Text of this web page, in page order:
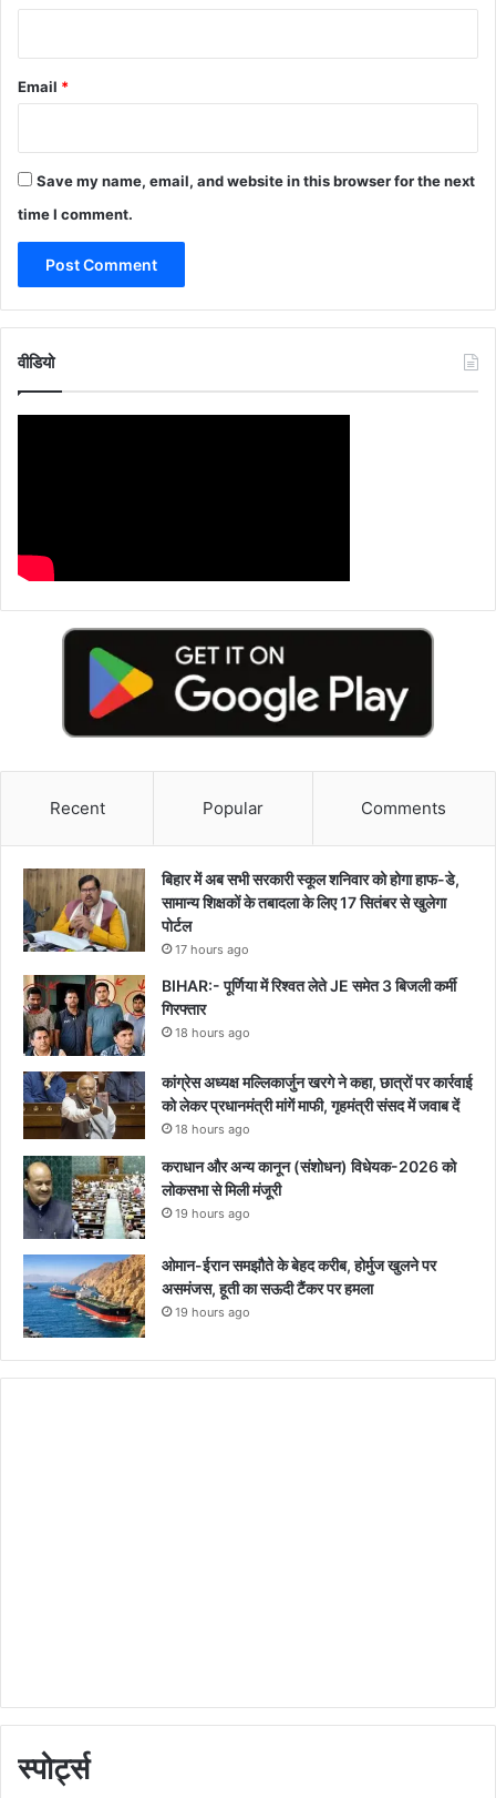
Email *
Save my name, email, and website in this browser for the next
time I comment.
वीडियो
Recent Popular Comments
बिहार में अब सभी सरकारी स्कूल शनिवार को होगा हाफ-डे,
सामान्य शिक्षकों के तबादला के लिए 17 सितंबर से खुलेगा
पोर्टल
17 hours ago
BIHAR:- पूर्णिया में रिश्वत लेते JE समेत 3 बिजली कर्मी
गिरफ्तार
18 hours ago
कांग्रेस अध्यक्ष मल्लिकार्जुन खरगे ने कहा, छात्रों पर कार्रवाई
को लेकर प्रधानमंत्री मांगें माफी, गृहमंत्री संसद में जवाब दें
18 hours ago
कराधान और अन्य कानून (संशोधन) विधेयक-2026 को
लोकसभा से मिली मंजूरी
19 hours ago
ओमान-ईरान समझौते के बेहद करीब, होर्मुज खुलने पर
असमंजस, हूती का सऊदी टैंकर पर हमला
19 hours ago
स्पोर्ट्स